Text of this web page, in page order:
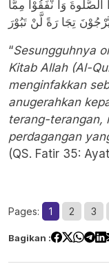
الصَّلٰوةَ وَاَ نْفَقُوْا مِمَّا
تِجَا رَةً لَّنْ تَبُوْرَ
“Sesungguhnya
Kitab Allah (Al-
menginfakkan
anugerahkan
terang-terangan,
perdagangan
(QS. Fatir 35:
Pages: 1 2 3
Bagikan :